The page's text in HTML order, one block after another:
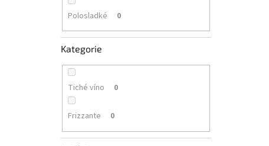
Polosladké 0
Kategorie
Tiché víno 0
Frizzante 0